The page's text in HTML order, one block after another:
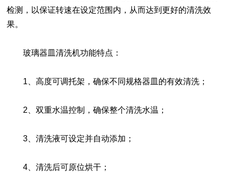
检测，以保证转速在设定范围内，从而达到更好的清洗效
果。
玻璃器皿清洗机功能特点：
1、高度可调托架，确保不同规格器皿的有效清洗；
2、双重水温控制，确保整个清洗水温；
3、清洗液可设定并自动添加；
4、清洗后可原位烘干；